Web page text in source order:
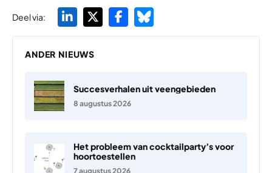
Deel via:
ANDER NIEUWS
Succesverhalen uit veengebieden
8 augustus 2026
Het probleem van cocktailparty’s voor
hoortoestellen
7 augustus 2026